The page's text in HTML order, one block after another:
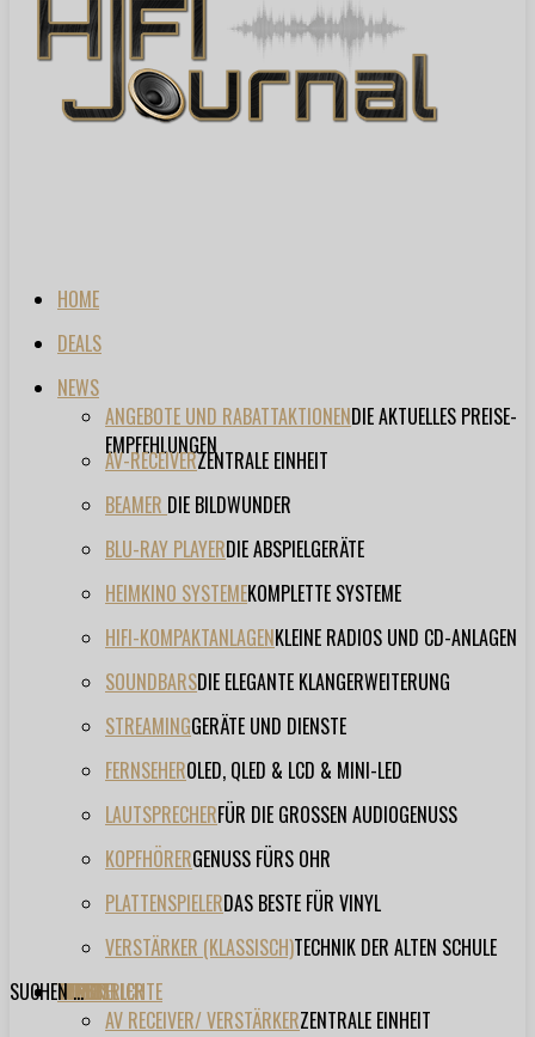
HOME
DEALS
NEWS
ANGEBOTE UND RABATTAKTIONENDIE AKTUELLES PREISE-
EMPFEHLUNGEN
AV-RECEIVERZENTRALE EINHEIT
BEAMER DIE BILDWUNDER
BLU-RAY PLAYERDIE ABSPIELGERÄTE
HEIMKINO SYSTEMEKOMPLETTE SYSTEME
HIFI-KOMPAKTANLAGENKLEINE RADIOS UND CD-ANLAGEN
SOUNDBARSDIE ELEGANTE KLANGERWEITERUNG
STREAMINGGERÄTE UND DIENSTE
FERNSEHEROLED, QLED & LCD & MINI-LED
LAUTSPRECHERFÜR DIE GROSSEN AUDIOGENUSS
KOPFHÖRERGENUSS FÜRS OHR
PLATTENSPIELERDAS BESTE FÜR VINYL
VERSTÄRKER (KLASSISCH)TECHNIK DER ALTEN SCHULE
TESTBERICHTE
AV RECEIVER/ VERSTÄRKERZENTRALE EINHEIT
FORUM
FILME
VIDEOS
HERSTELLER
EVENT
SUCHEN ...